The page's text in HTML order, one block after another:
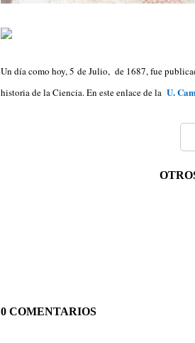
Un día como hoy, 5 de Julio, de 1687, fue
historia de la Ciencia. En este enlace de la U.
0 COMENTARIOS